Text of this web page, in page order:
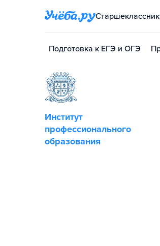
Подготовка к ЕГЭ и ОГЭ
Институт
профессионального
образования